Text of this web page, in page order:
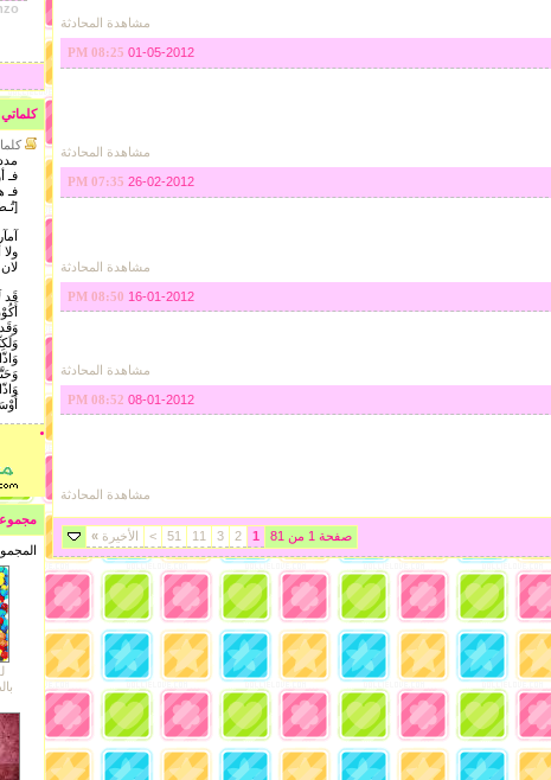
مشاهدة المحادثة
01-05-2012
08:25 PM
مشاهدة المحادثة
26-02-2012
07:35 PM
مشاهدة المحادثة
16-01-2012
08:50 PM
مشاهدة المحادثة
08-01-2012
08:52 PM
مشاهدة المحادثة
صفحة 1 من 81 1
2
3
11
51
> الأخيرة»
فـ
فـ
قَد